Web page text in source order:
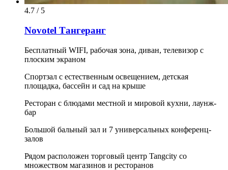
4.7 / 5
Novotel Тангеранг
Бесплатный WIFI, рабочая зона, диван, телевизор с
плоским экраном
Спортзал с естественным освещением, детская
площадка, бассейн и сад на крыше
Ресторан с блюдами местной и мировой кухни, лаунж-
бар
Большой бальный зал и 7 универсальных конференц-
залов
Рядом расположен торговый центр Tangcity со
множеством магазинов и ресторанов